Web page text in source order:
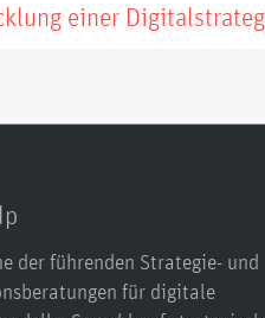
einer
der führenden Strategie- und
für digitale